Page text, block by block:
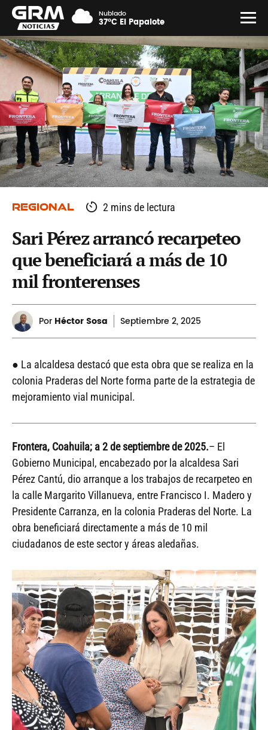
Nublado
37°C El Papalote
REGIONAL 2 mins de lectura
Sari Pérez arrancó recarpeteo
que beneficiará a más de 10
mil fronterenses
Por Héctor Sosa Septiembre 2, 2025
● La alcaldesa destacó que esta obra que se realiza en la
colonia Praderas del Norte forma parte de la estrategia de
mejoramiento vial municipal.
Frontera, Coahuila; a 2 de septiembre de 2025.– El
Gobierno Municipal, encabezado por la alcaldesa Sari
Pérez Cantú, dio arranque a los trabajos de recarpeteo en
la calle Margarito Villanueva, entre Francisco I. Madero y
Presidente Carranza, en la colonia Praderas del Norte. La
obra beneficiará directamente a más de 10 mil
ciudadanos de este sector y áreas aledañas.